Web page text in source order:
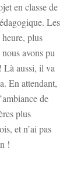
en classe de
Les
plus
avons pu
Là aussi, il va
En attendant,
de
plus
et n’ai pas
!